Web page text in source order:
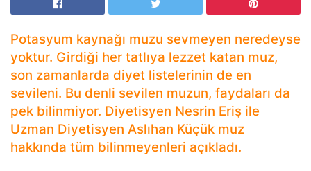
Potasyum kaynağı muzu sevmeyen neredeyse
yoktur. Girdiği her tatlıya lezzet katan muz,
son zamanlarda diyet listelerinin de en
sevileni. Bu denli sevilen muzun, faydaları da
pek bilinmiyor. Diyetisyen Nesrin Eriş ile
Uzman Diyetisyen Aslıhan Küçük muz
hakkında tüm bilinmeyenleri açıkladı.